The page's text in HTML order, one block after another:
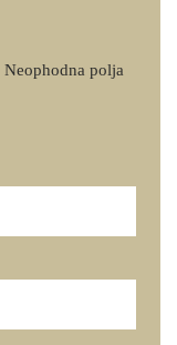
Neophodna polja